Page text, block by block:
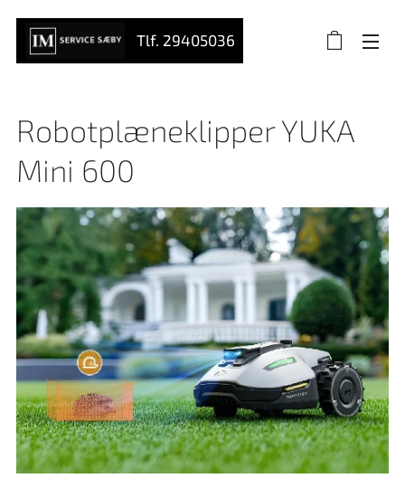
Tlf. 29405036
Robotplæneklipper YUKA
Mini 600
YOKA Mini 600 (1)